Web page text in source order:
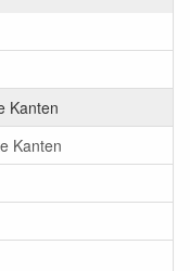
Kanten
Kanten